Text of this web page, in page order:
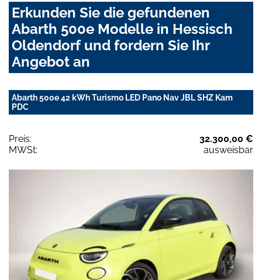
Erkunden Sie die gefundenen
Abarth 500e Modelle in Hessisch
Oldendorf und fordern Sie Ihr
Angebot an
Abarth 500e 42 kWh Turismo LED Pano Nav JBL SHZ Kam
PDC
Preis:
32.300,00 €
MWSt:
ausweisbar